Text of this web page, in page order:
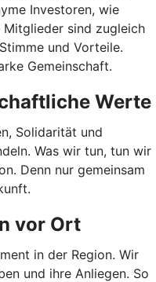
Investoren, wie
Mitglieder sind zugleich
und Vorteile.
Gemeinschaft.
Werte
Solidarität und
Was wir tun, tun wir
Denn nur gemeinsam
vor Ort
in der Region. Wir
und ihre Anliegen. So